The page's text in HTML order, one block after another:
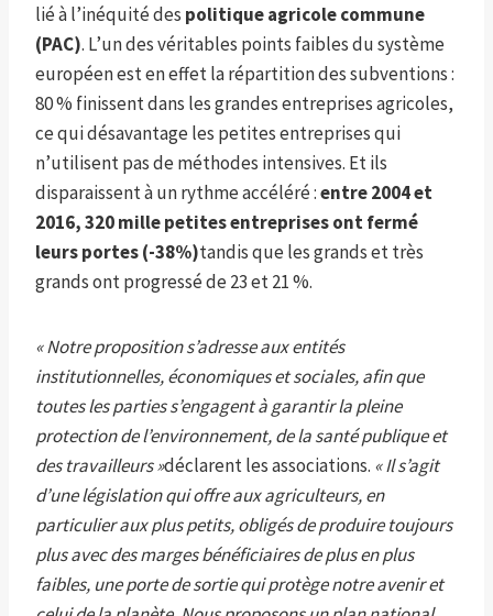
lié à l’inéquité des politique agricole commune
(PAC). L’un des véritables points faibles du système
européen est en effet la répartition des subventions :
80 % finissent dans les grandes entreprises agricoles,
ce qui désavantage les petites entreprises qui
n’utilisent pas de méthodes intensives. Et ils
disparaissent à un rythme accéléré :entre 2004 et
2016, 320 mille petites entreprises ont fermé
leurs portes (-38%)tandis que les grands et très
grands ont progressé de 23 et 21 %.
« Notre proposition s’adresse aux entités
institutionnelles, économiques et sociales, afin que
toutes les parties s’engagent à garantir la pleine
protection de l’environnement, de la santé publique et
des travailleurs »déclarent les associations. « Il s’agit
d’une législation qui offre aux agriculteurs, en
particulier aux plus petits, obligés de produire toujours
plus avec des marges bénéficiaires de plus en plus
faibles, une porte de sortie qui protège notre avenir et